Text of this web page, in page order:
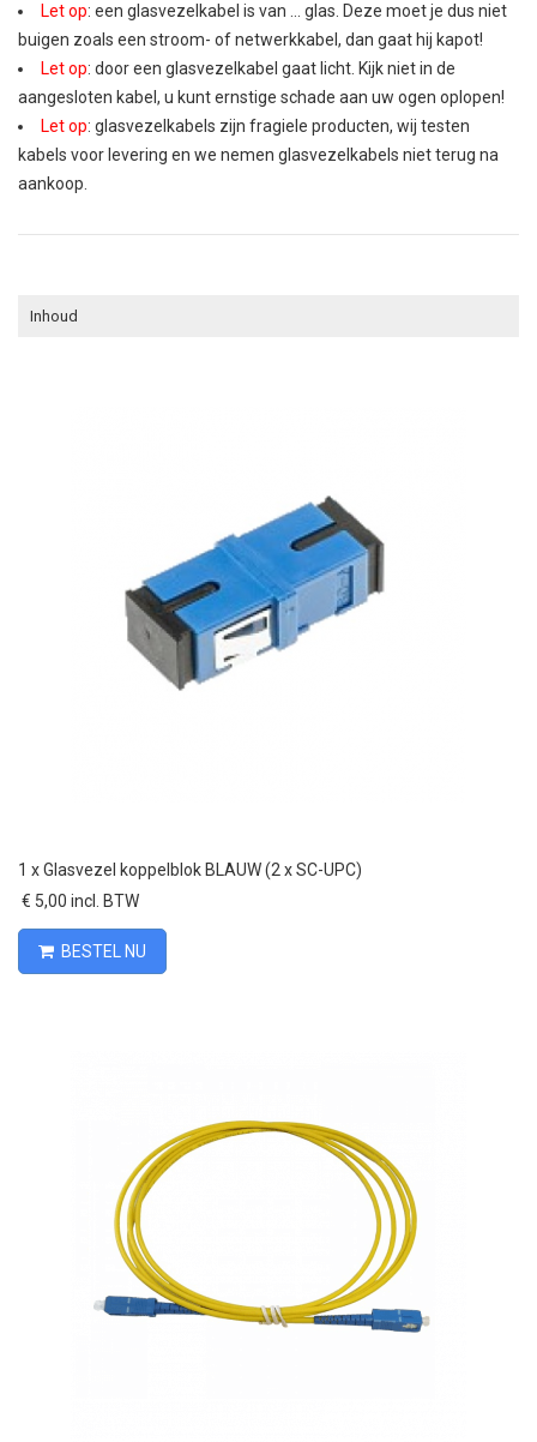
Let op: een glasvezelkabel is van ... glas. Deze moet je dus niet
buigen zoals een stroom- of netwerkkabel, dan gaat hij kapot!
Let op: door een glasvezelkabel gaat licht. Kijk niet in de
aangesloten kabel, u kunt ernstige schade aan uw ogen oplopen!
Let op: glasvezelkabels zijn fragiele producten, wij testen
kabels voor levering en we nemen glasvezelkabels niet terug na
aankoop.
Inhoud
1 xGlasvezel koppelblok BLAUW (2 x SC-UPC)
€ 5,00 incl. BTW
BESTEL NU